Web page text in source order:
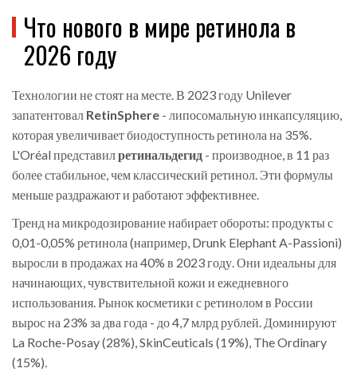
Что нового в мире ретинола в
2026 году
Технологии не стоят на месте. В 2023 году Unilever
запатентовал RetinSphere - липосомальную инкапсуляцию,
которая увеличивает биодоступность ретинола на 35%.
L'Oréal представилретинальдегид - производное, в 11 раз
более стабильное, чем классический ретинол. Эти формулы
меньше раздражают и работают эффективнее.
Тренд на микродозирование набирает обороты: продукты с
0,01-0,05% ретинола (например, Drunk Elephant A-Passioni)
выросли в продажах на 40% в 2023 году. Они идеальны для
начинающих, чувствительной кожи и ежедневного
использования. Рынок косметики с ретинолом в России
вырос на 23% за два года - до 4,7 млрд рублей. Доминируют
La Roche-Posay (28%), SkinCeuticals (19%), The Ordinary
(15%).